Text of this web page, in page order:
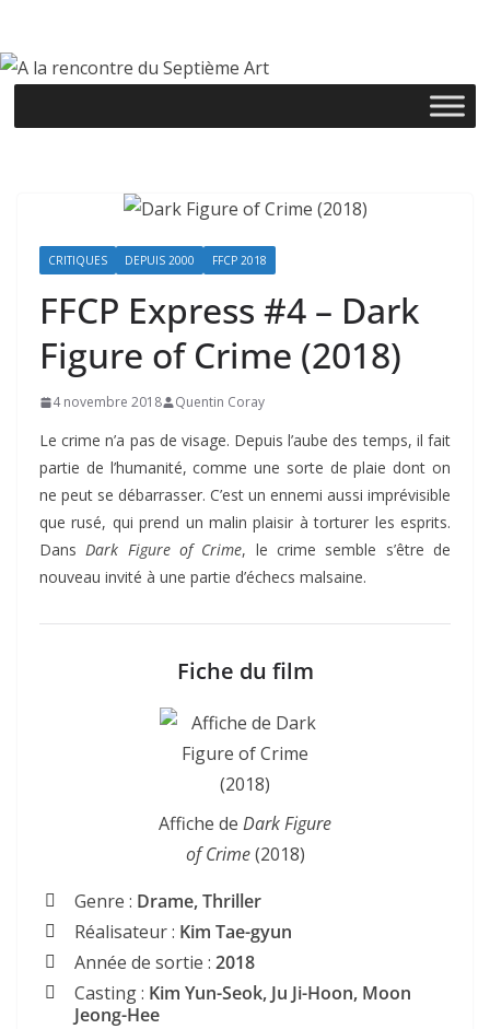
contenu
CRITIQUES DEPUIS 2000 FFCP 2018
FFCP Express #4 – Dark
Figure of Crime (2018)
4 novembre 2018 Quentin Coray
Le crime n’a pas de visage. Depuis l’aube des temps, il fait
partie de l’humanité, comme une sorte de plaie dont on
ne peut se débarrasser. C’est un ennemi aussi imprévisible
que rusé, qui prend un malin plaisir à torturer les esprits.
DansDark Figure of Crime, le crime semble s’être de
nouveau invité à une partie d’échecs malsaine.
Fiche du film
Affiche de Dark Figure
of Crime(2018)
Genre : Drame, Thriller
Réalisateur : Kim Tae-gyun
Année de sortie : 2018
Casting : Kim Yun-Seok, Ju Ji-Hoon, Moon
Jeong-Hee